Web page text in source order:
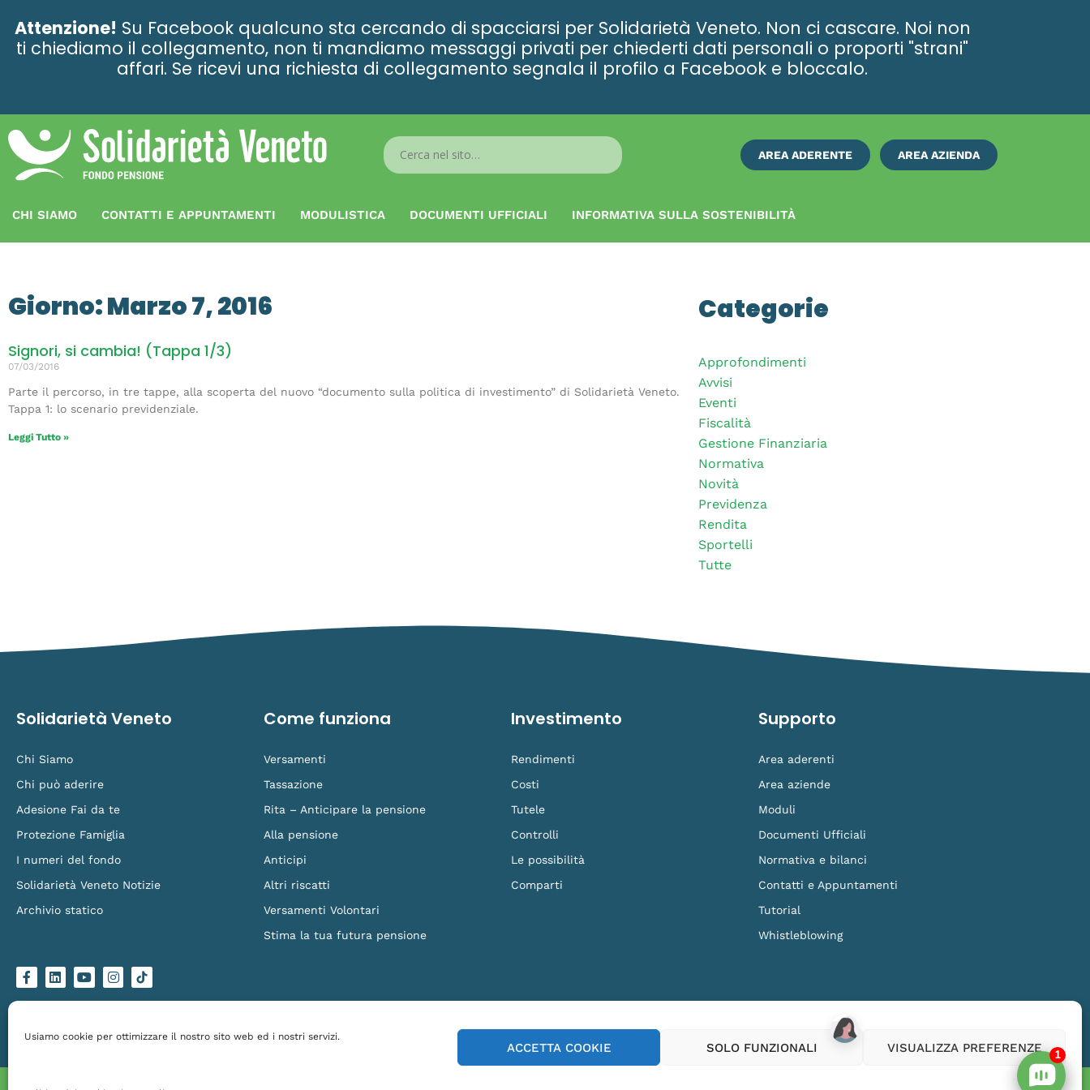
Usiamo cookie per ottimizzare il nostro sito web ed i nostri servizi.
ACCETTA COOKIE SOLO FUNZIONALI VISUALIZZA PREFERENZE
Attenzione! Su Facebook qualcuno sta cercando di spacciarsi per Solidarietà Veneto. Non ci cascare. Noi non
ti chiediamo il collegamento, non ti mandiamo messaggi privati per chiederti dati personali o proporti "strani"
affari. Se ricevi una richiesta di collegamento segnala il profilo a Facebook e bloccalo.
Search
...
AREA ADERENTE AREA AZIENDA
CHI SIAMO CONTATTI E APPUNTAMENTI MODULISTICA DOCUMENTI UFFICIALI INFORMATIVA SULLA SOSTENIBILITÀ
ISCRIVITI
Giorno: Marzo 7, 2016
Signori, si cambia! (Tappa 1/3)
07/03/2016
Parte il percorso, in tre tappe, alla scoperta del nuovo “documento sulla politica di investimento” di Solidarietà Veneto.
Tappa 1: lo scenario previdenziale.
Leggi Tutto »
Categorie
Approfondimenti
Avvisi
Eventi
Fiscalità
Gestione Finanziaria
Normativa
Novità
Previdenza
Rendita
Sportelli
Tutte
Solidarietà Veneto
Chi Siamo
Chi può aderire
Adesione Fai da te
Protezione Famiglia
I numeri del fondo
Solidarietà Veneto Notizie
Archivio statico
c
e
b
k
n
k
e
n
u
t
u
s
t
a
a
g
o
-
k
Come funziona
Versamenti
Tassazione
Rita – Anticipare la pensione
Alla pensione
Anticipi
Altri riscatti
Versamenti Volontari
Stima la tua futura pensione
Investimento
Rendimenti
Costi
Tutele
Controlli
Le possibilità
Comparti
Supporto
Area aderenti
Area aziende
Moduli
Documenti Ufficiali
Normativa e bilanci
Contatti e Appuntamenti
Tutorial
Whistleblowing
1